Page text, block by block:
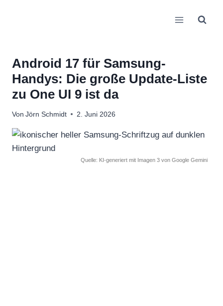
Android 17 für Samsung-
Handys: Die große Update-Liste
zu One UI 9 ist da
Von Jörn Schmidt 2. Juni 2026
Quelle: KI-generiert mit Imagen 3 von Google Gemini